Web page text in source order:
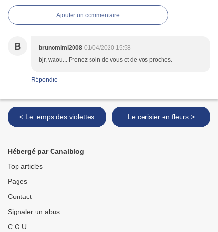
Ajouter un commentaire
B brunomimi2008 01/04/2020 15:58
bjr, waou... Prenez soin de vous et de vos proches.
Répondre
< Le temps des violettes Le cerisier en fleurs >
Hébergé par Canalblog
Top articles
Pages
Contact
Signaler un abus
C.G.U.